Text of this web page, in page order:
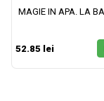
MAGIE IN APA. LA
52.85 lei